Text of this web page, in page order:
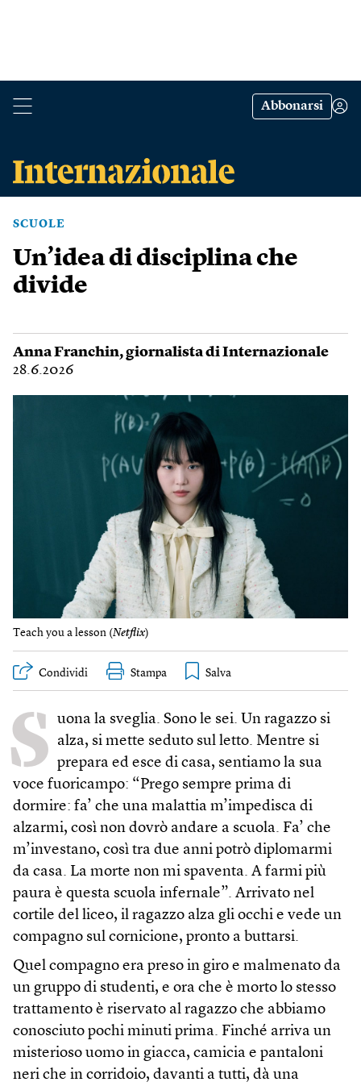
Abbonarsi
SCUOLE
Un’idea di disciplina che
divide
Anna Franchin, giornalista di Internazionale
28.6.2026
Teach you a lesson (Netflix)
Condividi Stampa
S uona la sveglia. Sono le sei. Un ragazzo si
alza, si mette seduto sul letto. Mentre si
prepara ed esce di casa, sentiamo la sua
voce fuoricampo: “Prego sempre prima di
dormire: fa’ che una malattia m’impedisca di
alzarmi, così non dovrò andare a scuola. Fa’ che
m’investano, così tra due anni potrò diplomarmi
da casa. La morte non mi spaventa. A farmi più
paura è questa scuola infernale”. Arrivato nel
cortile del liceo, il ragazzo alza gli occhi e vede un
compagno sul cornicione, pronto a buttarsi.
Quel compagno era preso in giro e malmenato da
un gruppo di studenti, e ora che è morto lo stesso
trattamento è riservato al ragazzo che abbiamo
conosciuto pochi minuti prima. Finché arriva un
misterioso uomo in giacca, camicia e pantaloni
neri che in corridoio, davanti a tutti, dà una